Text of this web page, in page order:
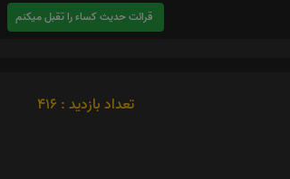
قرائت حدیث کساء را تقبل میکنم
تعداد بازدید : 416